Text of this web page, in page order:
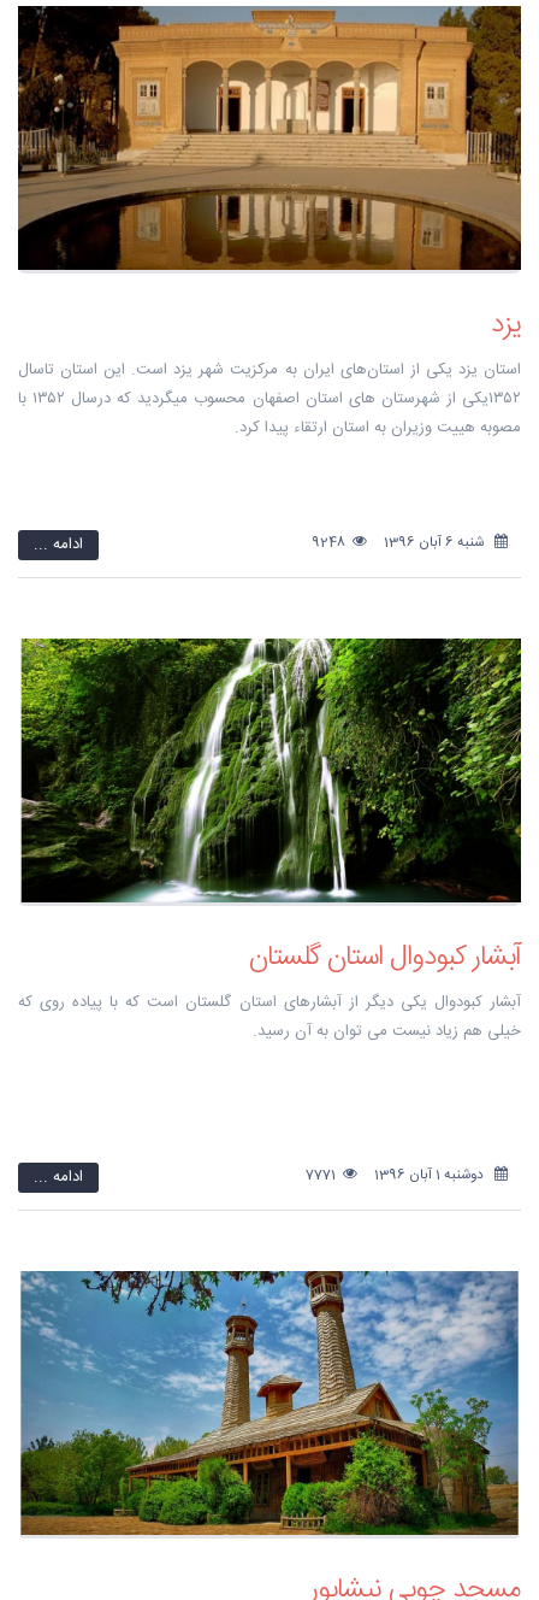
یزد
استان یزد یکی از استان‌های ایران به مرکزیت شهر یزد است. این استان تاسال
۱۳۵۲یکی از شهرستان های استان اصفهان محسوب میگردید که درسال ۱۳۵۲ با
مصوبه هییت وزیران به استان ارتقاء پیدا کرد.
شنبه 6 آبان 1396 ادامه ...
آبشار کبودوال استان گلستان
آبشار کبودوال یکی دیگر از آبشارهای استان گلستان است که با پیاده روی که
خیلی هم زیاد نیست می توان به آن رسید.
دوشنبه 1 آبان 1396 ادامه ...
مسجد چوبی نیشابور